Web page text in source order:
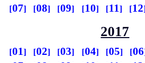
07
08 09 10 11 12
2017
01 02 03 04 05
06